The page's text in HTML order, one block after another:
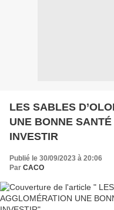
LES SABLES
UNE BONNE
INVESTIR
Publié le 30/09/2023 à 20:06
Par CACO